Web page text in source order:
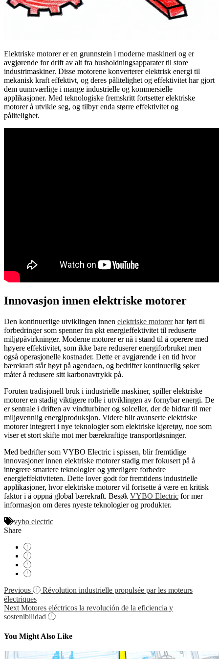
Elektriske motorer er en grunnstein i moderne maskineri og er
avgjørende for drift av alt fra husholdningsapparater til store
industrimaskiner. Disse motorene konverterer elektrisk energi til
mekanisk kraft effektivt, og deres pålitelighet og effektivitet har gjort
dem uunnværlige i mange industrielle og kommersielle
applikasjoner. Med teknologiske fremskritt fortsetter elektriske
motorer å utvikle seg, og tilbyr enda større effektivitet og
pålitelighet.
Innovasjon innen elektriske motorer
Den kontinuerlige utviklingen innen elektriske motorerhar ført til
forbedringer som spenner fra økt energieffektivitet til reduserte
miljøpåvirkninger. Moderne motorer er nå i stand til å operere med
høyere effektivitet, som ikke bare reduserer energiforbruket men
også operasjonelle kostnader. Dette er avgjørende i en tid hvor
bærekraft står høyt på agendaen, og bedrifter kontinuerlig søker
måter å redusere sitt karbonavtrykk på.
Foruten tradisjonell bruk i industrielle maskiner, spiller elektriske
motorer en stadig viktigere rolle i utviklingen av fornybar energi. De
er sentrale i driften av vindturbiner og solceller, der de bidrar til mer
miljøvennlig energiproduksjon. Videre blir avanserte elektriske
motorer integrert i nye teknologier som elektriske kjøretøy, noe som
viser et stort skifte mot mer bærekraftige transportløsninger.
Med bedrifter som VYBO Electric i spissen, blir fremtidige
innovasjoner innen elektriske motorer stadig mer fokusert på å
integrere smartere teknologier og ytterligere forbedre
energieffektiviteten. Dette lover godt for fremtidens industrielle
applikasjoner, hvor elektriske motorer vil fortsette å være en kritisk
faktor i å oppnå global bærekraft. Besøk VYBO Electric for mer
informasjon om deres nyeste teknologier og produkter.
vybo electric
Share
Navigácia
v
článku
Previous
Révolution industrielle propulsée par les moteurs
électriques
Next Motores eléctricos la revolución de la eficiencia y
sostenibilidad
You Might Also Like